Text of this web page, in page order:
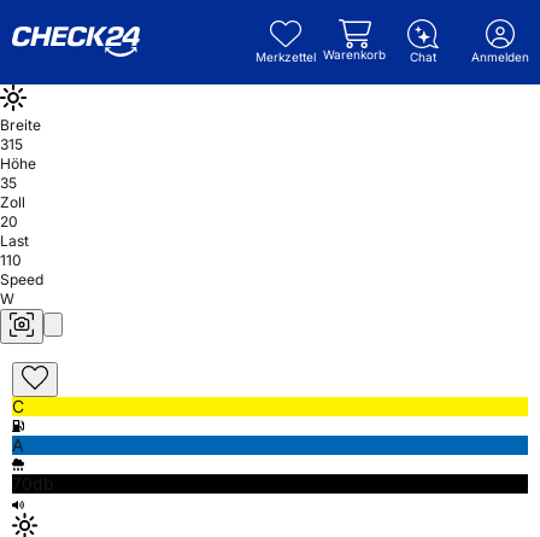
Merkzettel Warenkorb Chat Anmelden
Breite
315
Höhe
35
Zoll
20
Last
110
Speed
W
C
A
70db